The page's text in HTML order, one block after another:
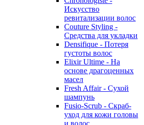
Искусство
ревитализации волос
Couture Styling -
Средства для укладки
Densifique - Потеря
густоты волос
Elixir Ultime - На
основе драгоценных
масел
Fresh Affair - Сухой
шампунь
Fusio-Scrub - Скраб-
уход для кожи головы
и волос